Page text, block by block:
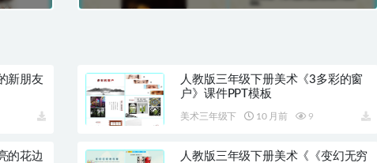
件PPT模板
新朋友
人教版三年级下册美术《3多彩的窗
户》课件PPT模板
美术三年级下 10 月前 9
的花边
人教版三年级下册美术《《变幻无穷